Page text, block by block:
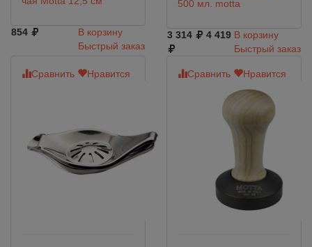
854
В корзину
Быстрый заказ
500 мл. motta
3 314 4 419 В корзину
Быстрый заказ
Сравнить Нравится Сравнить Нравится